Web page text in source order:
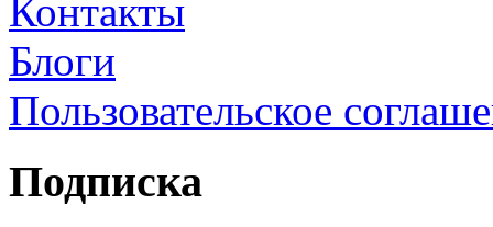
Контакты
Блоги
Пользовательское
Подписка